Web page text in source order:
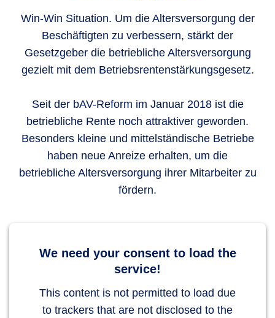
Win-Win Situation. Um die Altersversorgung der
Beschäftigten zu verbessern, stärkt der
Gesetzgeber die betriebliche Altersversorgung
gezielt mit dem Betriebsrentenstärkungsgesetz.
Seit der bAV-Reform im Januar 2018 ist die
betriebliche Rente noch attraktiver geworden.
Besonders kleine und mittelständische Betriebe
haben neue Anreize erhalten, um die
betriebliche Altersversorgung ihrer Mitarbeiter zu
fördern.
We need your consent to load the
service!
This content is not permitted to load due
to trackers that are not disclosed to the